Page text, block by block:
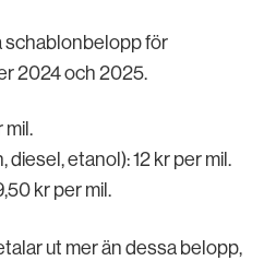
schablonbelopp för
2024 och 2025.
mil.
etanol): 12 kr per mil.
kr per mil.
ut mer än dessa belopp,